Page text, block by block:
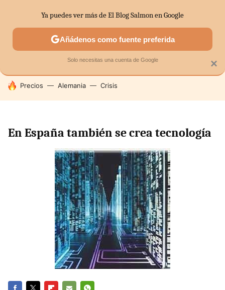
SECTORES ECONOMÍA DOMÉSTICA MERCADOS
HOY SE HABLA DE
Precios Alemania Crisis
En España también se crea tecnología
×
Ya puedes ver más de El Blog Salmon en Google
Añádenos como fuente preferida
Solo necesitas una cuenta de Google